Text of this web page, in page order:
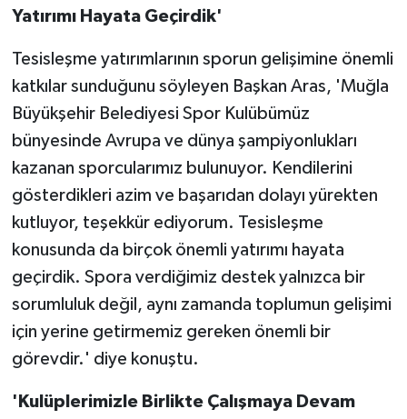
Yatırımı Hayata Geçirdik'
Tesisleşme yatırımlarının sporun gelişimine önemli
katkılar sunduğunu söyleyen Başkan Aras, 'Muğla
Büyükşehir Belediyesi Spor Kulübümüz
bünyesinde Avrupa ve dünya şampiyonlukları
kazanan sporcularımız bulunuyor. Kendilerini
gösterdikleri azim ve başarıdan dolayı yürekten
kutluyor, teşekkür ediyorum. Tesisleşme
konusunda da birçok önemli yatırımı hayata
geçirdik. Spora verdiğimiz destek yalnızca bir
sorumluluk değil, aynı zamanda toplumun gelişimi
için yerine getirmemiz gereken önemli bir
görevdir.' diye konuştu.
'Kulüplerimizle Birlikte Çalışmaya Devam